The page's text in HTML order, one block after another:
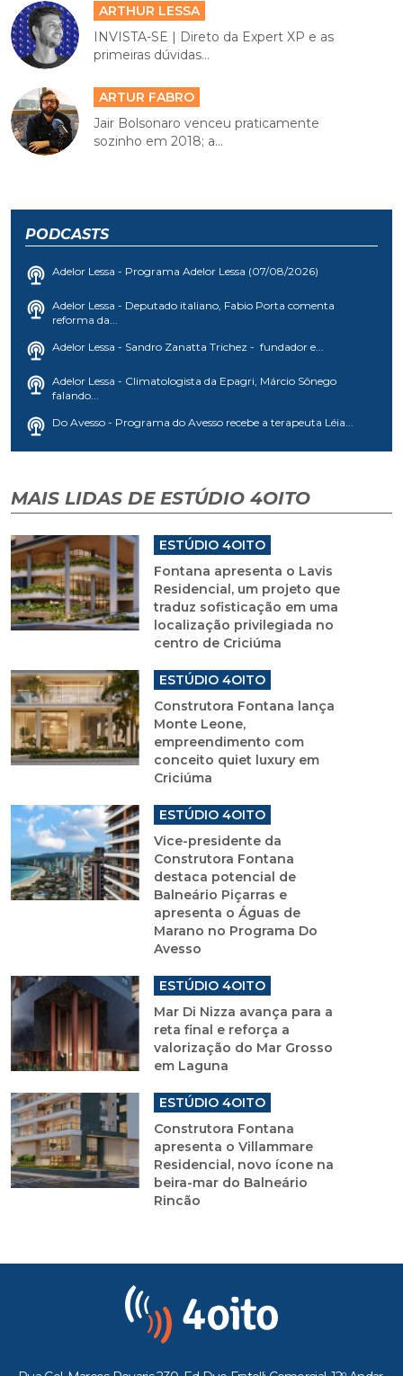
ARTHUR LESSA
INVISTA-SE | Direto da Expert XP e as
primeiras dúvidas...
ARTUR FABRO
Jair Bolsonaro venceu praticamente
sozinho em 2018; a...
PODCASTS
Adelor Lessa - Programa Adelor Lessa (07/08/2026)
Adelor Lessa - Deputado italiano, Fabio Porta comenta
reforma da...
Adelor Lessa - Sandro Zanatta Trichez - fundador e...
Adelor Lessa - Climatologista da Epagri, Márcio Sônego
falando...
Do Avesso - Programa do Avesso recebe a terapeuta Léia...
MAIS LIDAS DE ESTÚDIO 4OITO
ESTÚDIO 4OITO
Fontana apresenta o Lavis
Residencial, um projeto que
traduz sofisticação em uma
localização privilegiada no
centro de Criciúma
ESTÚDIO 4OITO
Construtora Fontana lança
Monte Leone,
empreendimento com
conceito quiet luxury em
Criciúma
ESTÚDIO 4OITO
Vice-presidente da
Construtora Fontana
destaca potencial de
Balneário Piçarras e
apresenta o Águas de
Marano no Programa Do
Avesso
ESTÚDIO 4OITO
Mar Di Nizza avança para a
reta final e reforça a
valorização do Mar Grosso
em Laguna
ESTÚDIO 4OITO
Construtora Fontana
apresenta o Villammare
Residencial, novo ícone na
beira-mar do Balneário
Rincão